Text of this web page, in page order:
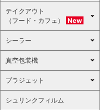
テイクアウト
（フード・カフェ）
New
シーラー
真空包装機
プラジェット
シュリンクフィルム